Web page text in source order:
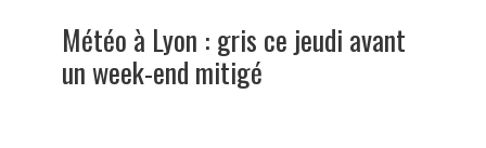
Météo à Lyon : gris ce jeudi avant
un week-end mitigé